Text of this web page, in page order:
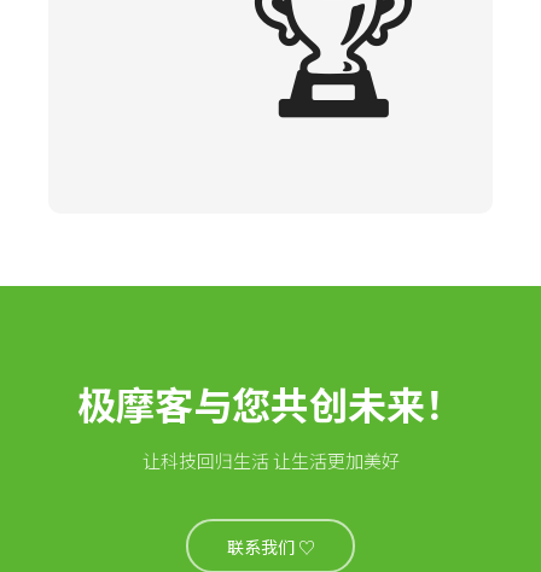
极摩客与您共创未来！
让科技回归生活 让生活更加美好
联系我们 ♡